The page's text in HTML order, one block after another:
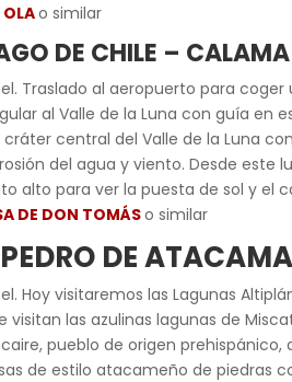
OLAo similar
DE CHILE –
Traslado al aeropuerto para
al Valle de la Luna con guía en
central del Valle de la Luna
del agua y viento. Desde
alto para ver la puesta de sol y el
DE DON TOMÁSo similar
DE ATACAMA
Hoy visitaremos las Lagunas
las azulinas lagunas de
pueblo de origen
de estilo atacameño de piedras